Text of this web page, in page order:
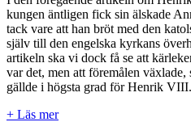
kungen äntligen fick sin älskade
tack vare att han bröt med den
själv till den engelska kyrkans
artikeln ska vi dock få se att
var det, men att föremålen
gällde i högsta grad för Henrik
+ Läs mer